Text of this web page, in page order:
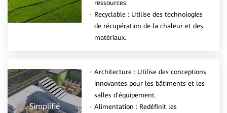
ressources.
Recyclable : Utilise des technologies
de récupération de la chaleur et des
matériaux.
Simplifié
Architecture : Utilise des conceptions
innovantes pour les bâtiments et les
salles d'équipement.
Alimentation : Redéfinit les